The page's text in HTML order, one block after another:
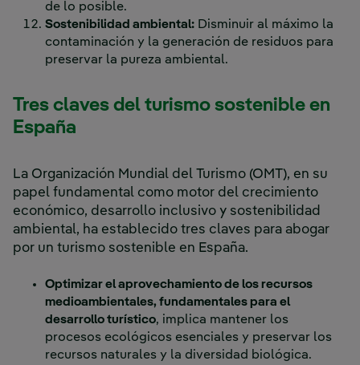
de lo posible.
Sostenibilidad ambiental: Disminuir al máximo la
contaminación y la generación de residuos para
preservar la pureza ambiental.
Tres claves del turismo sostenible en
España
La Organización Mundial del Turismo (OMT), en su
papel fundamental como motor del crecimiento
económico, desarrollo inclusivo y sostenibilidad
ambiental, ha establecido tres claves para abogar
por un turismo sostenible en España.
Optimizar el aprovechamiento de los recursos
medioambientales, fundamentales para el
desarrollo turístico, implica mantener los
procesos ecológicos esenciales y preservar los
recursos naturales y la diversidad biológica.